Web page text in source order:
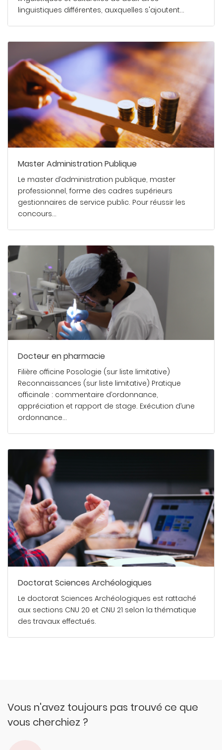
g) Justificatifs des possibles formations
diplôme/formation concernant des outils utilisés
dans le domaine de l'entraînement sportif (vidéo...),
Diplôme Universitaire, score à des tests de langue
étrangère en particulier l'anglais (score CECRL, TOEIC,
DCL, BULATS, etc....) | entretien si nécessaire
linguistiques différentes, auxquelles s'ajoutent…
Master Administration Publique
Le master d’administration publique, master
professionnel, forme des cadres supérieurs
gestionnaires de service public. Pour réussir les
concours…
Docteur en pharmacie
Filière officine Posologie (sur liste limitative)
Reconnaissances (sur liste limitative) Pratique
officinale : commentaire d’ordonnance,
appréciation et rapport de stage. Exécution d’une
ordonnance…
Doctorat Sciences Archéologiques
Le doctorat Sciences Archéologiques est rattaché
aux sections CNU 20 et CNU 21 selon la thématique
des travaux effectués.
Vous n'avez toujours pas trouvé ce que
vous cherchiez ?